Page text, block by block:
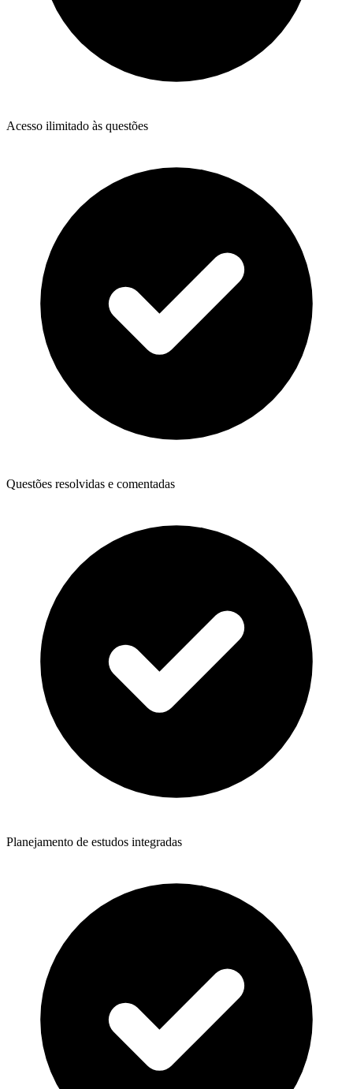
Acesso ilimitado às questões
Questões resolvidas e comentadas
Planejamento de estudos integradas